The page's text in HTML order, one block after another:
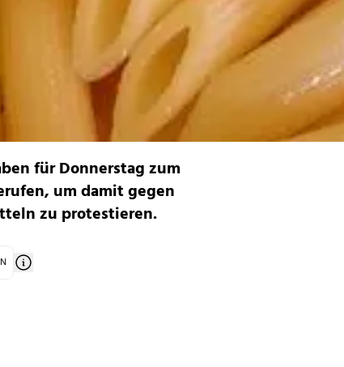
für Donnerstag zum
um damit gegen
zu protestieren.